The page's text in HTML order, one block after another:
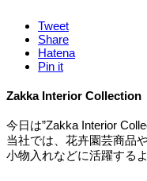
Tweet
Share
Hatena
Pin it
Zakka Interior Collection
今日は”Zakka Interior
当社では、花卉園芸商品
小物入れなどに活躍する